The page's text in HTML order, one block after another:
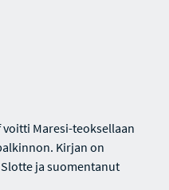
Maresi-teoksellaan
Kirjan on
ja suomentanut